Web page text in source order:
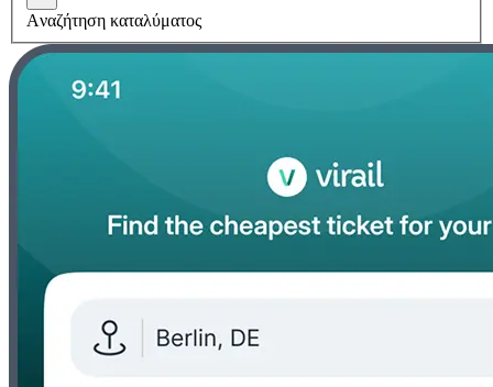
Aναζήτηση καταλύματος